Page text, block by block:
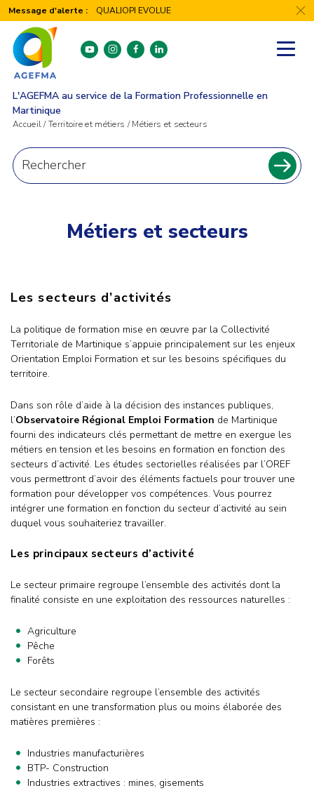
Message d'alerte : QUALIOPI EVOLUE
youtubeinstagram
facebooklinkedin
L'AGEFMA au service de la Formation Professionnelle en
Martinique
Accueil/Territoire et métiers /Métiers et secteurs
Recherche
pour
Métiers et secteurs
Les secteurs d’activités
La politique de formation mise en œuvre par la Collectivité
Territoriale de Martinique s’appuie principalement sur les enjeux
Orientation Emploi Formation et sur les besoins spécifiques du
territoire.
Dans son rôle d’aide à la décision des instances publiques,
l’Observatoire Régional Emploi Formation de Martinique
fourni des indicateurs clés permettant de mettre en exergue les
métiers en tension et les besoins en formation en fonction des
secteurs d’activité. Les études sectorielles réalisées par l’OREF
vous permettront d’avoir des éléments factuels pour trouver une
formation pour développer vos compétences. Vous pourrez
intégrer une formation en fonction du secteur d’activité au sein
duquel vous souhaiteriez travailler.
Les principaux secteurs d’activité
Le secteur primaire regroupe l’ensemble des activités dont la
finalité consiste en une exploitation des ressources naturelles :
Agriculture
Pêche
Forêts
Le secteur secondaire regroupe l’ensemble des activités
consistant en une transformation plus ou moins élaborée des
matières premières :
Industries manufacturières
BTP- Construction
Industries extractives : mines, gisements
Panneau de gestion des cookies